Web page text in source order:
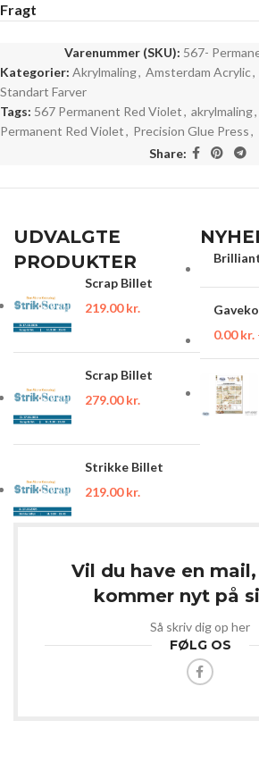
Fragt
Varenummer (SKU): 567-
Kategorier: Akrylmaling, Amsterdam Acrylic,
Standart Farver
Tags: 567 Permanent Red Violet, akrylmaling,
Permanent Red Violet, Precision Glue Press,
Share:
UDVALGTE
PRODUKTER
Scrap Billet
219.00kr.
Scrap Billet
279.00kr.
Strikke Billet
219.00kr.
0.00kr.
Vil du have en
kommer nyt på
Så skriv dig op her
FØLG OS